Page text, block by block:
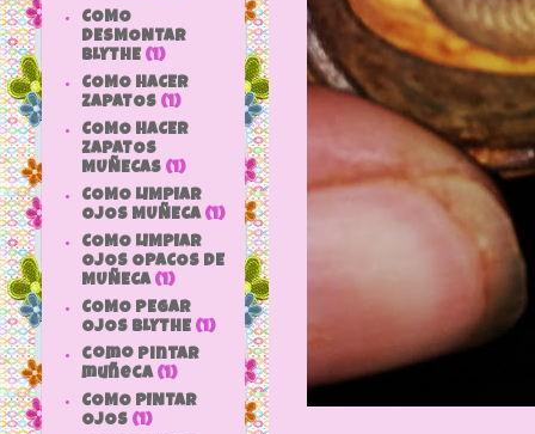
COMO
DESMONTAR
BLYTHE (1)
COMO HACER
ZAPATOS (1)
COMO HACER
ZAPATOS
MUÑECAS (1)
COMO LIMPIAR
OJOS MUÑECA (1)
COMO LIMPIAR
OJOS OPACOS DE
MUÑECA (1)
COMO PEGAR
OJOS BLYTHE (1)
como pintar
muñeca (1)
COMO PINTAR
OJOS (1)